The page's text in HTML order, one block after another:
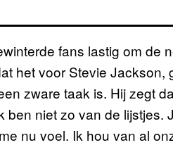
fans lastig om de
het voor Stevie Jackson,
zware taak is. Hij zegt
ben niet zo van de lijstjes.
nu voel. Ik hou van al